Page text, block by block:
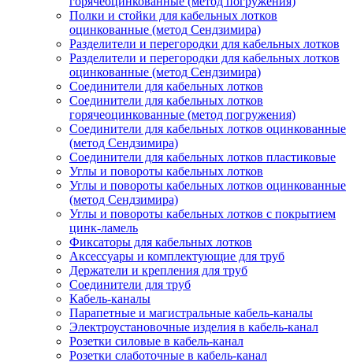
Полки и стойки для кабельных лотков
оцинкованные (метод Сендзимира)
Разделители и перегородки для кабельных лотков
Разделители и перегородки для кабельных лотков
оцинкованные (метод Сендзимира)
Соединители для кабельных лотков
Соединители для кабельных лотков
горячеоцинкованные (метод погружения)
Соединители для кабельных лотков оцинкованные
(метод Сендзимира)
Соединители для кабельных лотков пластиковые
Углы и повороты кабельных лотков
Углы и повороты кабельных лотков оцинкованные
(метод Сендзимира)
Углы и повороты кабельных лотков с покрытием
цинк-ламель
Фиксаторы для кабельных лотков
Аксессуары и комплектующие для труб
Держатели и крепления для труб
Соединители для труб
Кабель-каналы
Парапетные и магистральные кабель-каналы
Электроустановочные изделия в кабель-канал
Розетки силовые в кабель-канал
Розетки слаботочные в кабель-канал